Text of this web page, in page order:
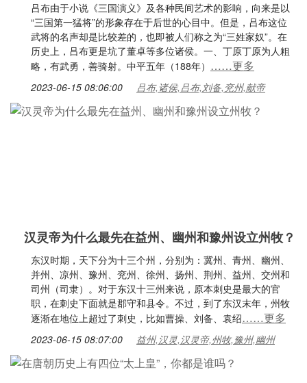
吕布由于小说《三国演义》及各种民间艺术的影响，向来是以
“三国第一猛将”的形象存在于后世的心目中。但是，吕布这位
武将的名声却是比较差的，也即被人们称之为“三姓家奴”。在
历史上，吕布更是坑了董卓等多位诸侯。一、丁原丁原为人粗
略，有武勇，善骑射。中平五年（188年） ……更多
2023-06-15 08:06:00 吕布,诸侯,吕布,刘备,兖州,献帝
汉灵帝为什么最先在益州、幽州和豫州设立州牧？
东汉时期，天下分为十三个州，分别为：冀州、青州、幽州、
并州、凉州、豫州、兖州、徐州、扬州、荆州、益州、交州和
司州（司隶）。对于东汉十三州来说，原本刺史是最大的官
职，在刺史下面就是郡守和县令。不过，到了东汉末年，州牧
逐渐在地位上超过了刺史，比如曹操、刘备、袁绍……更多
2023-06-15 08:07:00 益州,汉灵,汉灵帝,州牧,豫州,幽州